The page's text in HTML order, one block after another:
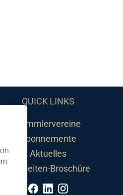
QUICK LINKS
Sammlervereine
Abonnemente
Aktuelles
Neuheiten-Broschüre